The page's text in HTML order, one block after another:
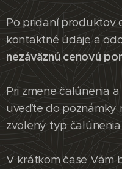
Po pridaní produktov
kontaktné údaje a
nezáväznú cenovú
Pri zmene čalúnenia
uveďte do poznámky
zvolený typ
V krátkom čase Vám